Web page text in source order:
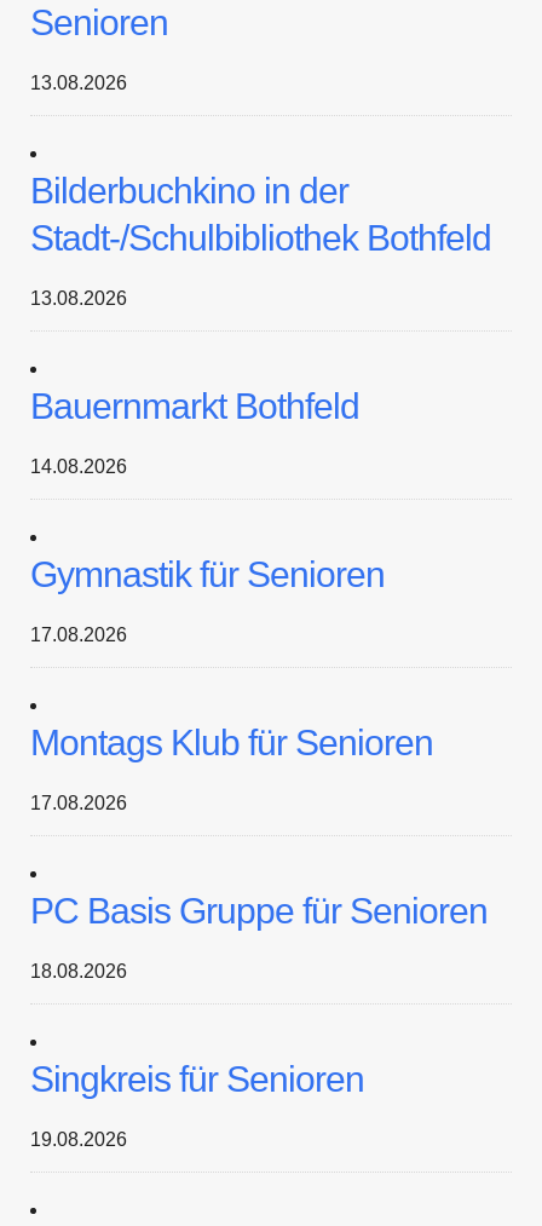
Senioren
13.08.2026
Bilderbuchkino in der
Stadt-/Schulbibliothek Bothfeld
13.08.2026
Bauernmarkt Bothfeld
14.08.2026
Gymnastik für Senioren
17.08.2026
Montags Klub für Senioren
17.08.2026
PC Basis Gruppe für Senioren
18.08.2026
Singkreis für Senioren
19.08.2026